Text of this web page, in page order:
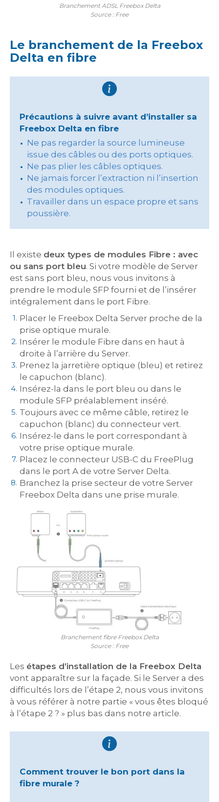
Branchement ADSL Freebox Delta
Source : Free
Le branchement de la Freebox
Delta en fibre
Précautions à suivre avant d’installer sa
Freebox Delta en fibre
Ne pas regarder la source lumineuse
issue des câbles ou des ports optiques.
Ne pas plier les câbles optiques.
Ne jamais forcer l’extraction ni l’insertion
des modules optiques.
Travailler dans un espace propre et sans
poussière.
Il existe deux types de modules Fibre : avec
ou sans port bleu. Si votre modèle de Server
est sans port bleu, nous vous invitons à
prendre le module SFP fourni et de l’insérer
intégralement dans le port Fibre.
Placer le Freebox Delta Server proche de la
prise optique murale.
Insérer le module Fibre dans en haut à
droite à l’arrière du Server.
Prenez la jarretière optique (bleu) et retirez
le capuchon (blanc).
Insérez-la dans le port bleu ou dans le
module SFP préalablement inséré.
Toujours avec ce même câble, retirez le
capuchon (blanc) du connecteur vert.
Insérez-le dans le port correspondant à
votre prise optique murale.
Placez le connecteur USB-C du FreePlug
dans le port A de votre Server Delta.
Branchez la prise secteur de votre Server
Freebox Delta dans une prise murale.
Branchement fibre Freebox Delta
Source : Free
Les étapes d’installation de la Freebox Delta
vont apparaître sur la façade. Si le Server a des
difficultés lors de l’étape 2, nous vous invitons
à vous référer à notre partie « vous êtes bloqué
à l’étape 2 ? » plus bas dans notre article.
Comment trouver le bon port dans la
fibre murale ?